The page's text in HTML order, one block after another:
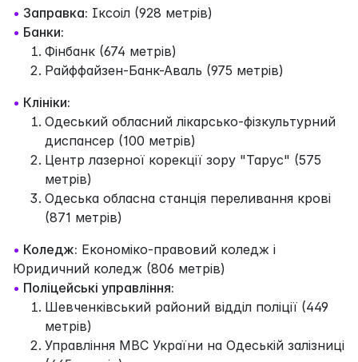
• Заправка: Іксоіл (928 метрів)
• Банки:
Фінбанк (674 метрів)
Райффайзен-Банк-Аваль (975 метрів)
• Клініки:
Одеський обласний лікарсько-фізкультурний
диспансер (100 метрів)
Центр лазерної корекції зору "Тарус" (575
метрів)
Одеська обласна станція переливання крові
(871 метрів)
• Коледж: Економіко-правовий коледж і
Юридичний коледж (806 метрів)
• Поліцейські управління:
Шевченківський районий відділ поліції (449
метрів)
Управління МВС України на Одеській залізниці